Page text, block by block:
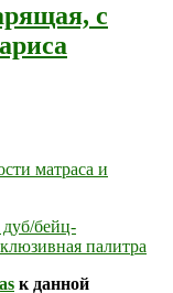
с
матраса и
бейц-
палитра
к данной